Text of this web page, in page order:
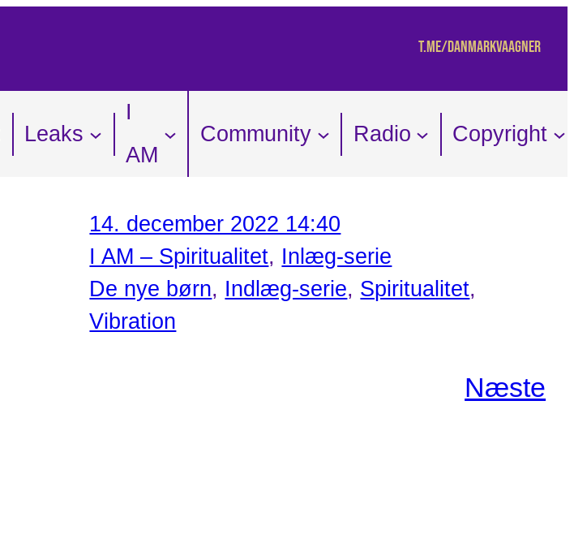
t.me/danmarkvaagner
Leaks
I
AM
Community Radio Copyright
14. december 2022 14:40
I AM – Spiritualitet, Inlæg-serie
De nye børn, Indlæg-serie, Spiritualitet
Vibration
Næste